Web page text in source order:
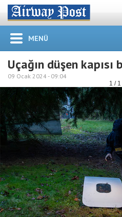
MENÜ
Uçağın düşen
09 Ocak 2024 - 09:04
1 / 1